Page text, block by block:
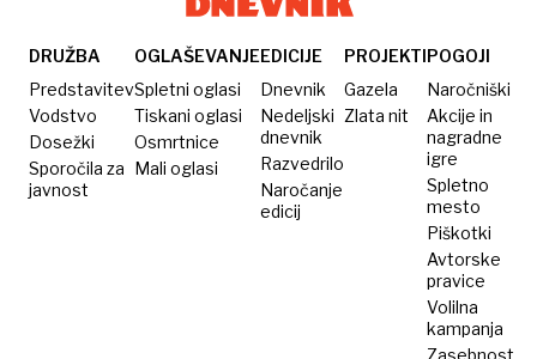
DRUŽBA
Predstavitev
Vodstvo
Dosežki
Sporočila za
javnost
OGLAŠEVANJE
Spletni oglasi
Tiskani oglasi
Osmrtnice
Mali oglasi
EDICIJE
Dnevnik
Nedeljski
dnevnik
Razvedrilo
Naročanje
edicij
PROJEKTI
Gazela
Zlata nit
POGOJI
Naročniški
Akcije in
nagradne
igre
Spletno
mesto
Piškotki
Avtorske
pravice
Volilna
kampanja